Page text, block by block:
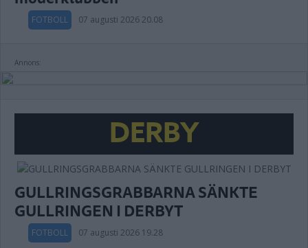
FOTBOLL 07 augusti 2026 20.08
Annons:
DERBY
GULLRINGSGRABBARNA SÄNKTE
GULLRINGEN I DERBYT
FOTBOLL 07 augusti 2026 19.28